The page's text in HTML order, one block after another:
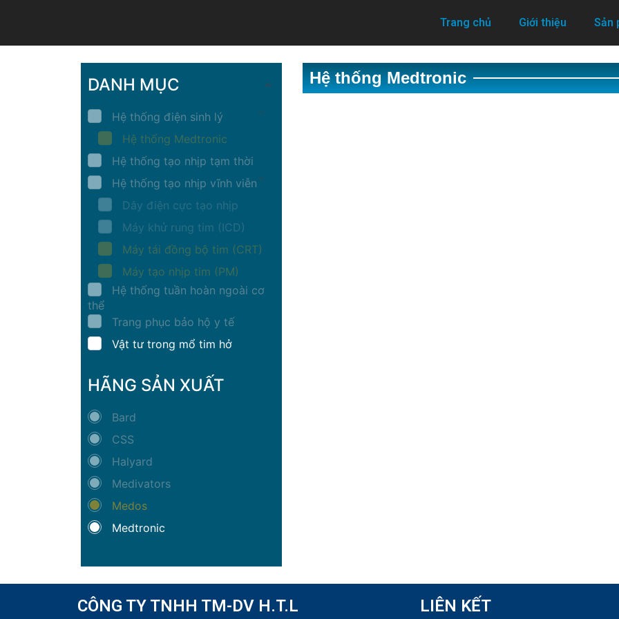
Trang chủ Giới thiệu Sản
DANH MỤC
Hệ thống điện sinh lý
Hệ thống Medtronic
Hệ thống tạo nhịp tạm thời
Hệ thống tạo nhịp vĩnh viễn
Dây điện cực tạo nhịp
Máy khử rung tim (ICD)
Máy tái đồng bộ tim (CRT)
Máy tạo nhịp tim (PM)
Hệ thống tuần hoàn ngoài cơ
thể
Trang phục bảo hộ y tế
Vật tư trong mổ tim hở
HÃNG SẢN XUẤT
Bard
CSS
Halyard
Medivators
Medos
Medtronic
Hệ thống Medtronic
CÔNG TY TNHH TM-DV H.T.L LIÊN KẾT